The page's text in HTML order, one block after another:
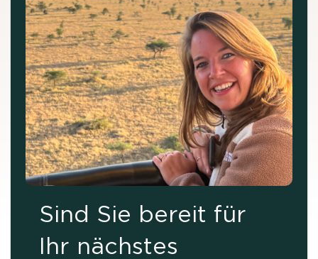
Sind Sie bereit für
Ihr nächstes